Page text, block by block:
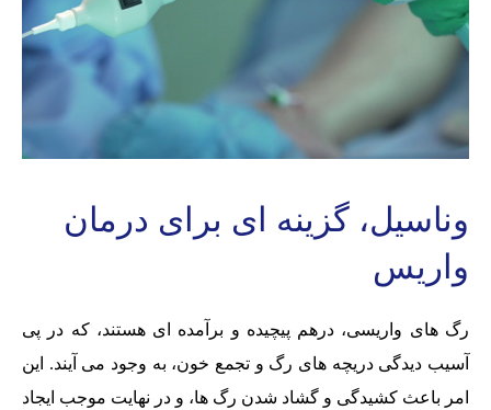
وناسیل، گزینه ای برای درمان
واریس
رگ های واریسی، درهم پیچیده و برآمده ای هستند، که در پی
آسیب دیدگی دریچه های رگ و تجمع خون، به وجود می آیند. این
امر باعث کشیدگی و گشاد شدن رگ ها، و در نهایت موجب ایجاد